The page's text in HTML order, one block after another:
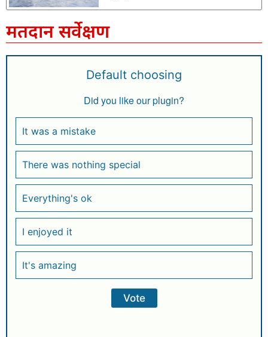
मतदान सर्वेक्षण
Default choosing
Did you like our plugin?
It was a mistake
There was nothing special
Everything's ok
I enjoyed it
It's amazing